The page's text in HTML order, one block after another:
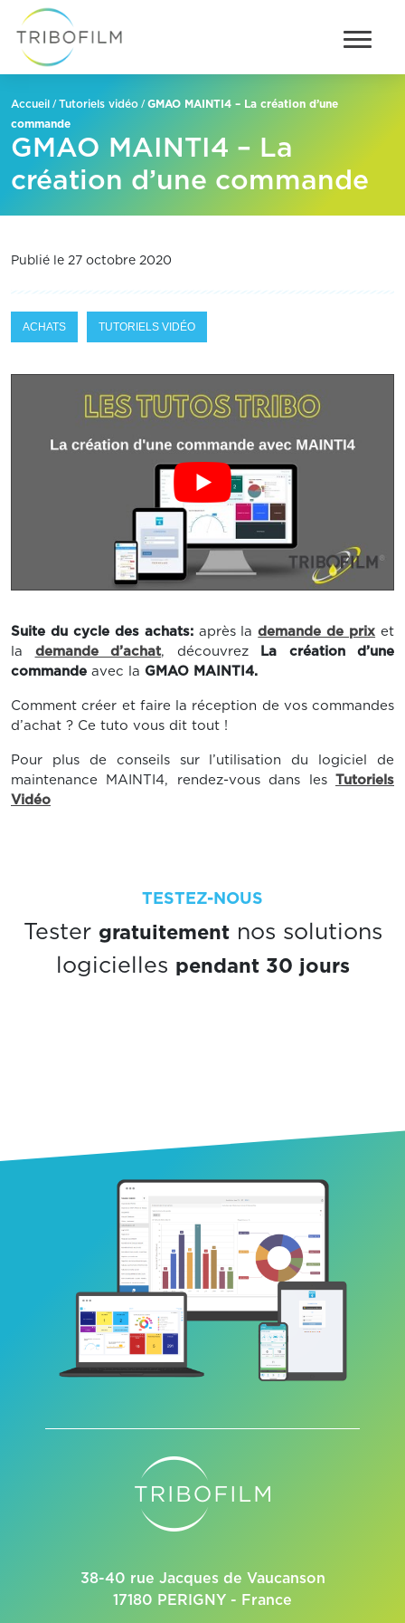
Accueil /Tutoriels vidéo /GMAO MAINTI4 – La création d’une
commande
GMAO MAINTI4 – La
création d’une commande
Publié le 27 octobre 2020
ACHATS TUTORIELS VIDÉO
Suite du cycle des achats: après lademande de prix et
la demande d’achat, découvrez
La création d’une
commande avec la GMAO MAINTI4.
Comment créer et faire la réception de vos commandes
d’achat ? Ce tuto vous dit tout !
Pour plus de conseils sur l’utilisation du logiciel de
maintenance MAINTI4, rendez-vous dans les Tutoriels
Vidéo
TESTEZ-NOUS
Tester gratuitementnos solutions
logicielles pendant 30 jours
38-40 rue Jacques de Vaucanson
17180 PERIGNY - France